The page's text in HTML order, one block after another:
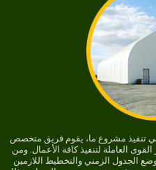
تنفيذ مشروع ما، يقوم فريق متخصص
العاملة لتنفيذ كافة الأعمال. ومن
الجدول الزمني والتخطيط اللازمين